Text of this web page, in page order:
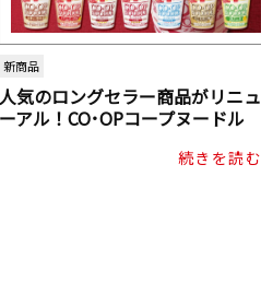
新商品
人気のロングセラー商品がリニュ
ーアル！CO･OPコープヌードル
続きを読む